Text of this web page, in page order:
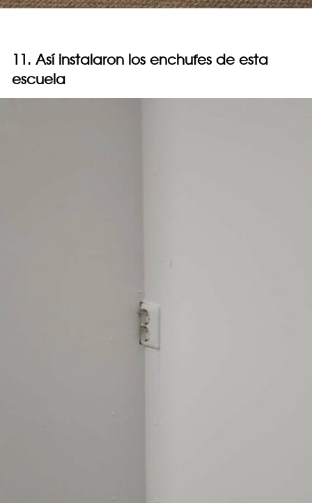
11. Así instalaron los enchufes de esta
escuela